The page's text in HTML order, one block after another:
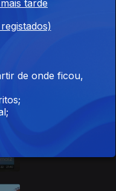
tarde
de onde ficou,